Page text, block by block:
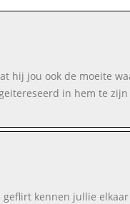
hij jou ook de moeite
in hem te zijn
kennen jullie